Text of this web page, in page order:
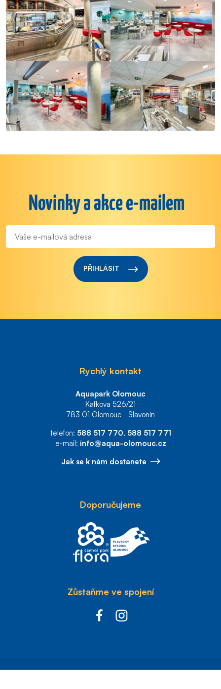
Novinky a akce e-mailem
PŘIHLÁSIT
Rychlý kontakt
Aquapark Olomouc
Kafkova 526/21
783 01 Olomouc - Slavonín
telefon: 588 517 770, 588 517 771
e-mail: info@aqua-olomouc.cz
Jak se k nám dostanete
Doporučujeme
Zůstaňme ve spojení